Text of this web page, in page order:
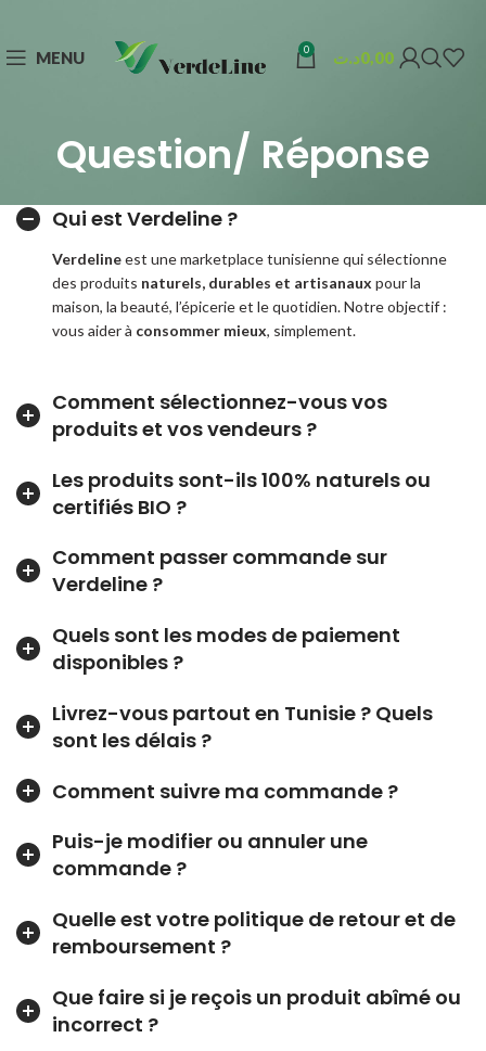
MENU 0 0,00د.ت
Question/ Réponse
Qui est Verdeline ?
Verdelineest une marketplace tunisienne qui sélectionne
des produits naturels, durables et artisanaux pour la
maison, la beauté, l’épicerie et le quotidien. Notre objectif :
vous aider à consommer mieux, simplement.
Comment sélectionnez-vous vos
produits et vos vendeurs ?
Les produits sont-ils 100% naturels ou
certifiés BIO ?
Comment passer commande sur
Verdeline ?
Quels sont les modes de paiement
disponibles ?
Livrez-vous partout en Tunisie ? Quels
sont les délais ?
Comment suivre ma commande ?
Puis-je modifier ou annuler une
commande ?
Quelle est votre politique de retour et de
remboursement ?
Que faire si je reçois un produit abîmé ou
incorrect ?